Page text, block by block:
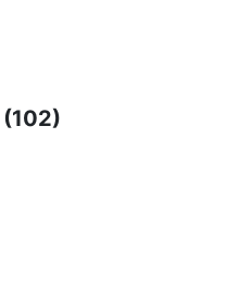
(102)